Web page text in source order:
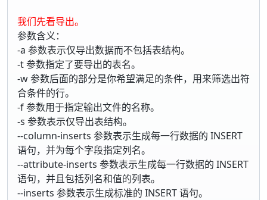
我们先看导出。
参数含义：
-a 参数表示仅导出数据而不包括表结构。
-t 参数指定了要导出的表名。
-w 参数后面的部分是你希望满足的条件，用来筛选出符
合条件的行。
-f 参数用于指定输出文件的名称。
-s 参数表示仅导出表结构。
--column-inserts 参数表示生成每一行数据的 INSERT
语句，并为每个字段指定列名。
--attribute-inserts 参数表示生成每一行数据的 INSERT
语句，并且包括列名和值的列表。
--inserts 参数表示生成标准的 INSERT 语句。